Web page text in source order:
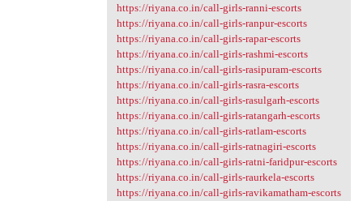
https://riyana.co.in/call-girls-ranni-escorts
https://riyana.co.in/call-girls-ranpur-escorts
https://riyana.co.in/call-girls-rapar-escorts
https://riyana.co.in/call-girls-rashmi-escorts
https://riyana.co.in/call-girls-rasipuram-escorts
https://riyana.co.in/call-girls-rasra-escorts
https://riyana.co.in/call-girls-rasulgarh-escorts
https://riyana.co.in/call-girls-ratangarh-escorts
https://riyana.co.in/call-girls-ratlam-escorts
https://riyana.co.in/call-girls-ratnagiri-escorts
https://riyana.co.in/call-girls-ratni-faridpur-escorts
https://riyana.co.in/call-girls-raurkela-escorts
https://riyana.co.in/call-girls-ravikamatham-escorts